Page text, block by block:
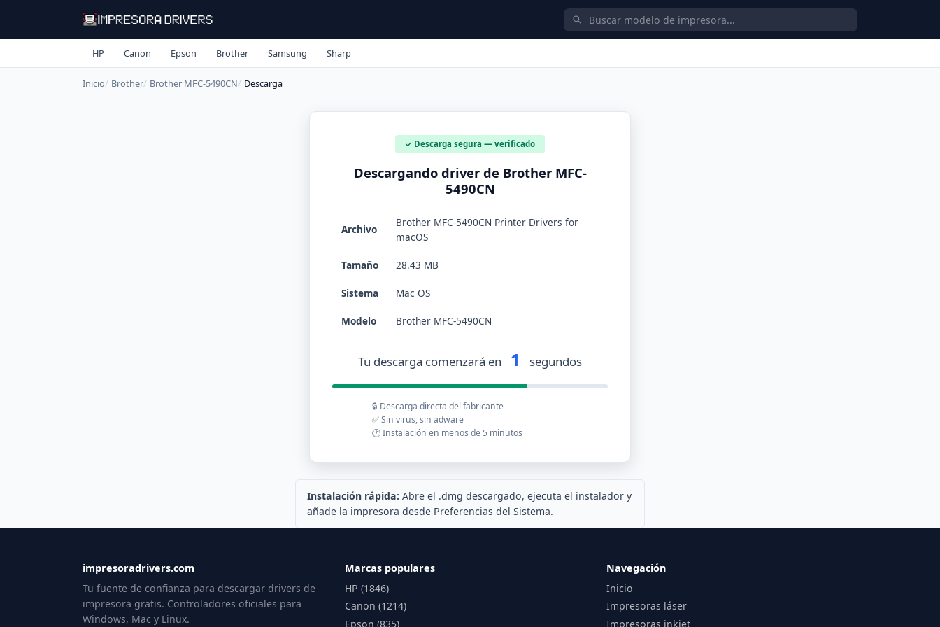
HP Canon Epson Brother Samsung Sharp
Inicio Brother Brother MFC-5490CN Descarga
✓ Descarga segura — verificado
Descargando driver de Brother MFC-
5490CN
Archivo
Brother MFC-5490CN Printer Drivers for
macOS
Tamaño 28.43 MB
Sistema Mac OS
Modelo Brother MFC-5490CN
Tu descarga comenzará en 1 segundos
🔒 Descarga directa del fabricante
✅ Sin virus, sin adware
🕐 Instalación en menos de 5 minutos
Instalación rápida: Abre el .dmg descargado, ejecuta el instalador y
añade la impresora desde Preferencias del Sistema.
impresoradrivers.com
Tu fuente de confianza para descargar drivers de
impresora gratis. Controladores oficiales para
Windows, Mac y Linux.
Marcas populares
HP (1846)
Canon (1214)
Epson (835)
Navegación
Inicio
Impresoras láser
Impresoras inkjet